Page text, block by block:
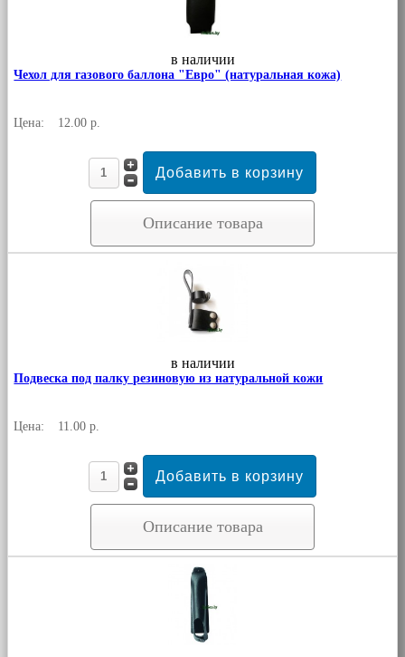
в наличии
Чехол для газового баллона "Евро" (натуральная кожа)
Цена: 12.00 р.
Описание товара
в наличии
Подвеска под палку резиновую из натуральной кожи
Цена: 11.00 р.
Описание товара